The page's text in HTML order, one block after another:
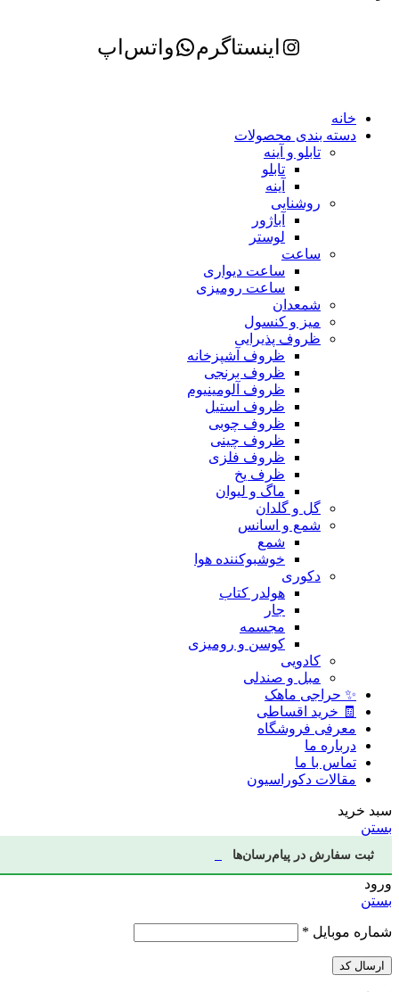
اینستاگرم واتس‌اپ
خانه
دسته بندی محصولات
تابلو و آینه
تابلو
آینه
روشنایی
آباژور
لوستر
ساعت
ساعت دیواری
ساعت رومیزی
شمعدان
میز و کنسول
ظروف پذیرایی
ظروف آشپزخانه
ظروف برنجی
ظروف آلومینیوم
ظروف استیل
ظروف چوبی
ظروف چینی
ظروف فلزی
ظرف یخ
ماگ و لیوان
گل و گلدان
شمع و اسانس
شمع
خوشبوکننده هوا
دکوری
هولدر کتاب
جار
مجسمه
کوسن و رومیزی
کادویی
مبل و صندلی
✨ حراجی ماهک
🧾 خرید اقساطی
معرفی فروشگاه
درباره ما
تماس با ما
مقالات دکوراسیون
سبد خرید
بستن
ثبت سفارش در پیام‌رسان‌ها
ورود
بستن
شماره موبایل *
ارسال کد